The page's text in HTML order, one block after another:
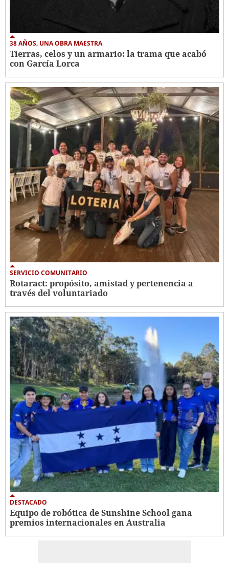
38 AÑOS, UNA OBRA MAESTRA
Tierras, celos y un armario: la trama que acabó
con García Lorca
SERVICIO COMUNITARIO
Rotaract: propósito, amistad y pertenencia a
través del voluntariado
DESTACADO
Equipo de robótica de Sunshine School gana
premios internacionales en Australia